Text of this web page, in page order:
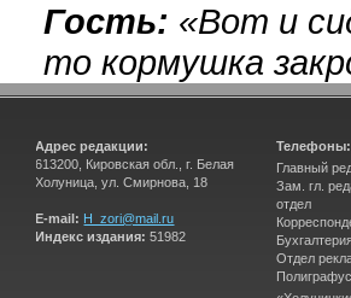
Гость: «Вот и
то кормушка
Адрес редакции:
613200, Кировская обл., г. Белая
Холуница, ул. Смирнова, 18
E-mail: H_zori@mail.ru
Индекс издания: 51982
Телефоны:
Главный
Зам. гл.
отдел
Отдел